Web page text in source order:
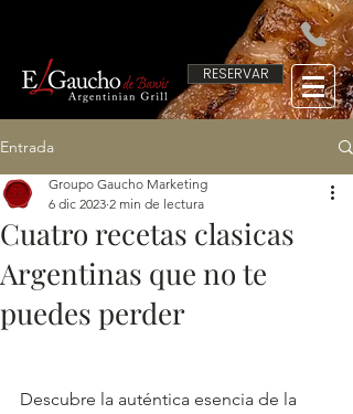
RESERVAR
Entrada
Cuatro recetas clasicas
Argentinas que no te
puedes perder
Groupo Gaucho Marketing
6 dic 2023 2 min de lectura
Descubre la auténtica esencia de la